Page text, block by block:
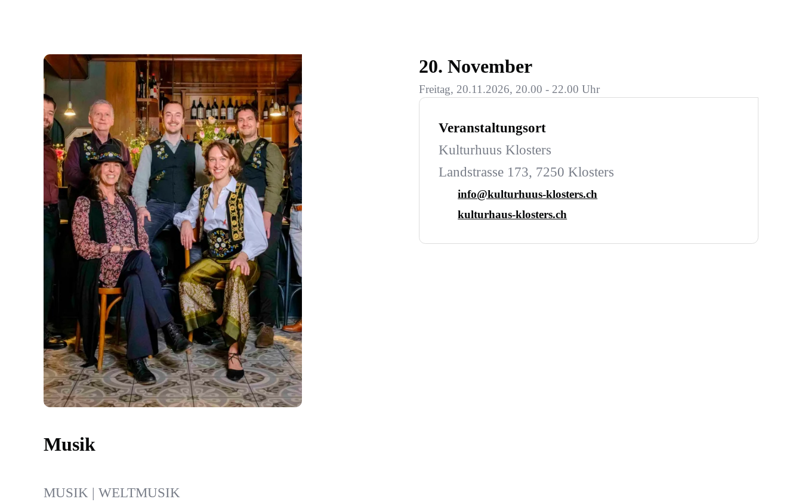
Musik
MUSIK | WELTMUSIK
20. November
Freitag, 20.11.2026, 20.00 - 22.00 Uhr
Veranstaltungsort
Kulturhuus Klosters
Landstrasse 173, 7250 Klosters
info@kulturhuus-klosters.ch
kulturhaus-klosters.ch